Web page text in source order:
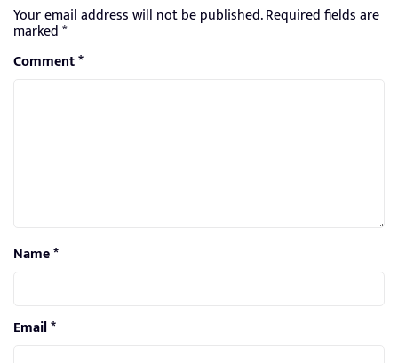
Your email address will not be published.Required fields are
marked*
Comment*
Name*
Email*